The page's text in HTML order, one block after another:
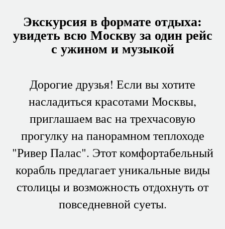
Экскурсия в формате отдыха:
увидеть всю Москву за один рейс
с ужином и музыкой
Дорогие друзья! Если вы хотите
насладиться красотами Москвы,
приглашаем вас на трехчасовую
прогулку на панорамном теплоходе
"Ривер Палас". Этот комфортабельный
корабль предлагает уникальные виды
столицы и возможность отдохнуть от
повседневной суеты.